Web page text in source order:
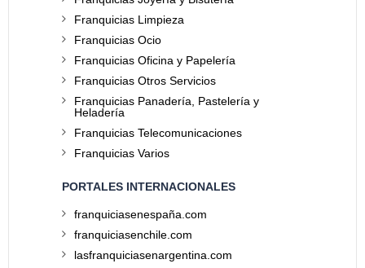
Franquicias Limpieza
Franquicias Ocio
Franquicias Oficina y Papelería
Franquicias Otros Servicios
Franquicias Panadería, Pastelería y
Heladería
Franquicias Telecomunicaciones
Franquicias Varios
PORTALES INTERNACIONALES
franquiciasenespaña.com
franquiciasenchile.com
lasfranquiciasenargentina.com